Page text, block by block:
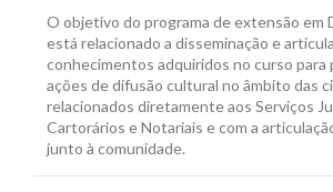
O objetivo do programa de extensão em
está relacionado a disseminação e
conhecimentos adquiridos no curso para
ações de difusão cultural no âmbito das
relacionados diretamente aos Serviços
Cartorários e Notariais e com a
junto à comunidade.